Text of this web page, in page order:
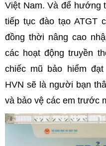
Việt Nam. Và để hướng
tiếp tục đào tạo ATGT
đồng thời nâng cao
các hoạt động truyền
chiếc mũ bảo hiểm
HVN sẽ là người bạn
và bảo vệ các em